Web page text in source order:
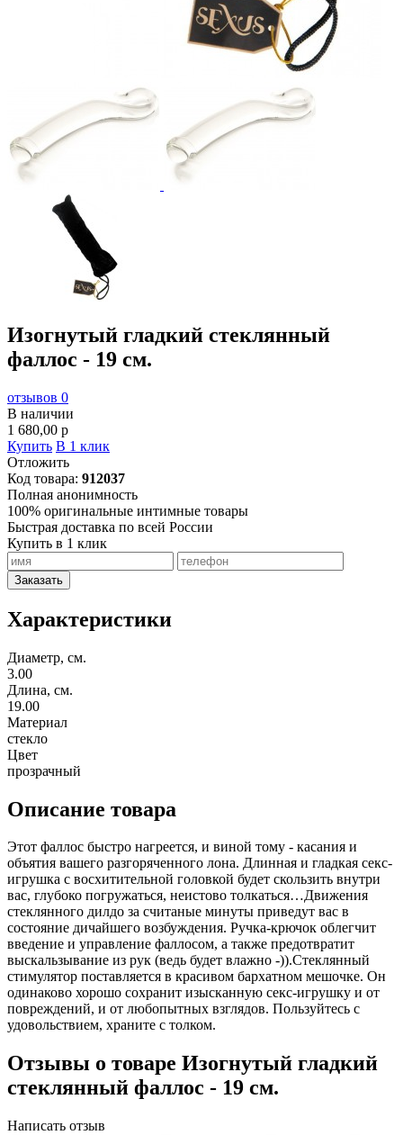
Изогнутый гладкий стеклянный
фаллос - 19 см.
отзывов 0
В наличии
1 680,00 p
Купить В 1 клик
Отложить
Код товара: 912037
Полная анонимность
100% оригинальные интимные товары
Быстрая доставка по всей России
Купить в 1 клик
Заказать
Характеристики
Диаметр, см.
3.00
Длина, см.
19.00
Материал
стекло
Цвет
прозрачный
Описание товара
Этот фаллос быстро нагреется, и виной тому - касания и
объятия вашего разгоряченного лона. Длинная и гладкая секс-
игрушка с восхитительной головкой будет скользить внутри
вас, глубоко погружаться, неистово толкаться…Движения
стеклянного дилдо за считаные минуты приведут вас в
состояние дичайшего возбуждения. Ручка-крючок облегчит
введение и управление фаллосом, а также предотвратит
выскальзывание из рук (ведь будет влажно -)).Стеклянный
стимулятор поставляется в красивом бархатном мешочке. Он
одинаково хорошо сохранит изысканную секс-игрушку и от
повреждений, и от любопытных взглядов. Пользуйтесь с
удовольствием, храните с толком.
Отзывы о товаре Изогнутый гладкий
стеклянный фаллос - 19 см.
Написать отзыв